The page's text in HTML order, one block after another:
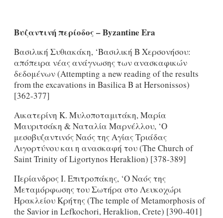
Βυζαντινήπερίοδος – Byzantine Era
Βασιλική Συθιακάκη, ‘Βασιλική B Χερσονήσου:
απόπειρα νέας ανάγνωσης των ανασκαφικών
δεδομένων (Attempting a new reading of the results
from the excavations in Basilica B at Hersonissos)
[362-377]
Αικατερίνη Κ. Μυλοποταμιτάκη, Μαρία
Μαυριτσάκη & Ναταλία Μαρνέλλου, ‘O
μεσοβυζαντινός Ναός της Αγίας Τριάδας
Λιγορτύνου και η ανασκαφή του (The Church of
Saint Trinity of Ligortynos Heraklion) [378-389]
Περίανδρος I. Επιτροπάκης, ‘O Ναός της
Μεταμόρφωσης του Σωτήρα στο Λευκοχώρι
Ηρακλείου Κρήτης (The temple of Metamorphosis of
the Savior in Lefkochori, Heraklion, Crete) [390-401]